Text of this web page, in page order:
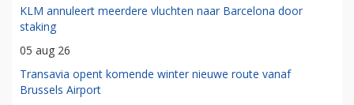
KLM annuleert meerdere vluchten naar Barcelona door
staking
05 aug 26
Transavia opent komende winter nieuwe route vanaf
Brussels Airport